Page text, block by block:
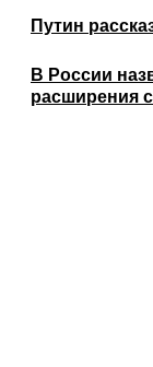
Путин
В России
расширения